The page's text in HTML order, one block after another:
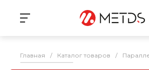
Главная / Каталог товаров /